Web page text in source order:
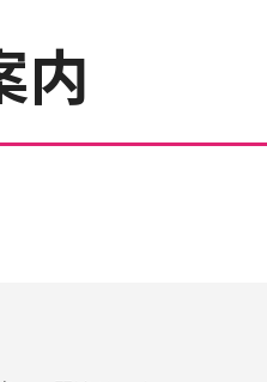
内